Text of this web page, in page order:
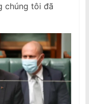
chúng tôi đã